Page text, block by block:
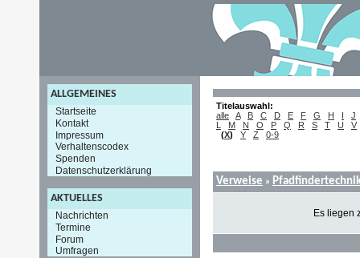
ALLGEMEINES
Startseite
Kontakt
Impressum
Verhaltenscodex
Spenden
Datenschutzerklärung
AKTUELLES
Nachrichten
Termine
Forum
Umfragen
Titelauswahl:
alle
A B C D E F G H I
J
L
M N O P Q R S T U
V
(X) Y Z 0-9
Verweise »
Es liegen